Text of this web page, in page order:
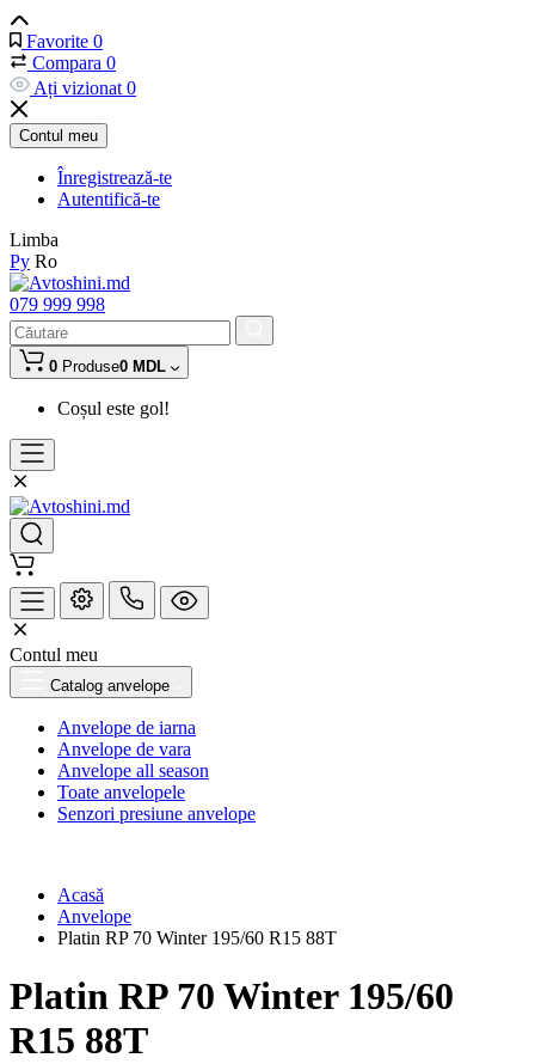
Favorite 0
Compara 0
Ați vizionat 0
Contul meu
Înregistrează-te
Autentifică-te
Limba
Ру Ro
079 999 998
0 Produse0 MDL
Coșul este gol!
Contul meu
Catalog anvelope
Anvelope de iarna
Anvelope de vara
Anvelope all season
Toate anvelopele
Senzori presiune anvelope
Acasă
Anvelope
Platin RP 70 Winter 195/60 R15 88T
Platin RP 70 Winter 195/60
R15 88T